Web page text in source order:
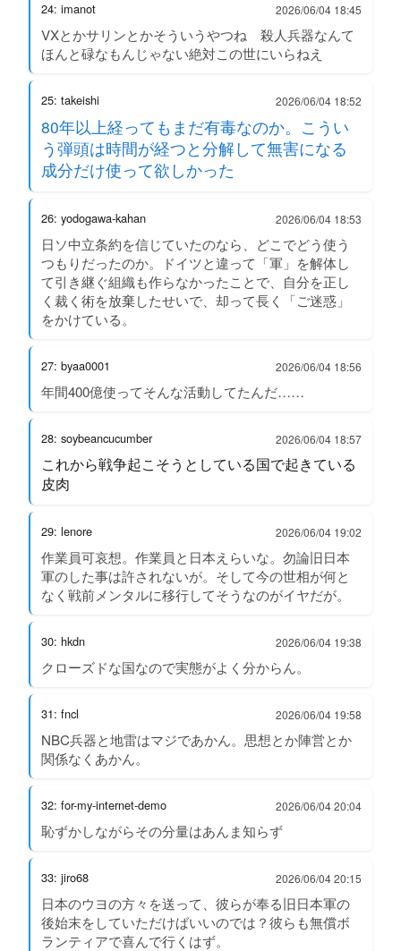
24: imanot 2026/06/04 18:45
VXとかサリンとかそういうやつね 殺人兵器なんて
ほんと碌なもんじゃない絶対この世にいらねえ
25: takeishi 2026/06/04 18:52
80年以上経ってもまだ有毒なのか。こうい
う弾頭は時間が経つと分解して無害になる
成分だけ使って欲しかった
26: yodogawa-kahan 2026/06/04 18:53
日ソ中立条約を信じていたのなら、どこでどう使う
つもりだったのか。ドイツと違って「軍」を解体し
て引き継ぐ組織も作らなかったことで、自分を正し
く裁く術を放棄したせいで、却って長く「ご迷惑」
をかけている。
27: byaa0001 2026/06/04 18:56
年間400億使ってそんな活動してたんだ……
28: soybeancucumber 2026/06/04 18:57
これから戦争起こそうとしている国で起きている
皮肉
29: lenore 2026/06/04 19:02
作業員可哀想。作業員と日本えらいな。勿論旧日本
軍のした事は許されないが。そして今の世相が何と
なく戦前メンタルに移行してそうなのがイヤだが。
30: hkdn 2026/06/04 19:38
クローズドな国なので実態がよく分からん。
31: fncl 2026/06/04 19:58
NBC兵器と地雷はマジであかん。思想とか陣営とか
関係なくあかん。
32: for-my-internet-demo 2026/06/04 20:04
恥ずかしながらその分量はあんま知らず
33: jiro68 2026/06/04 20:15
日本のウヨの方々を送って、彼らが奉る旧日本軍の
後始末をしていただけばいいのでは？彼らも無償ボ
ランティアで喜んで行くはず。